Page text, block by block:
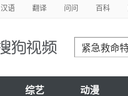
汉语 翻译 问问 百科
综艺 动漫